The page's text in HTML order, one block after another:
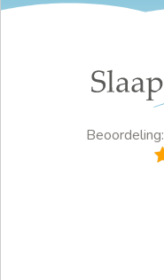
Beoordeling: